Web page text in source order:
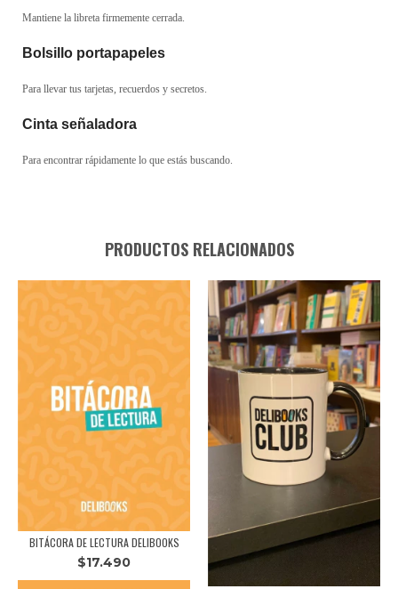
Mantiene la libreta firmemente cerrada.
Bolsillo portapapeles
Para llevar tus tarjetas, recuerdos y secretos.
Cinta señaladora
Para encontrar rápidamente lo que estás buscando.
PRODUCTOS RELACIONADOS
BITÁCORA DE LECTURA DELIBOOKS
$17.490